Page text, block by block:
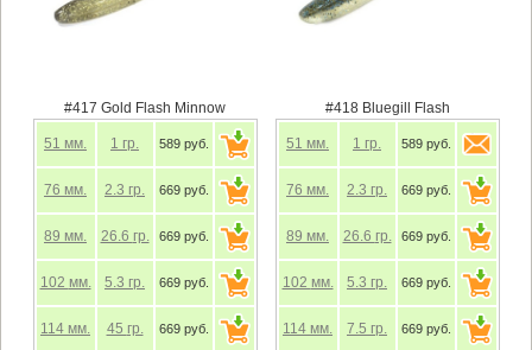
#417 Gold Flash Minnow
51 мм. 1 гр. 589 руб.
76 мм. 2.3 гр. 669 руб.
89 мм. 26.6 гр. 669 руб.
102 мм. 5.3 гр. 669 руб.
114 мм. 45 гр. 669 руб.
#418 Bluegill Flash
51 мм. 1 гр. 589 руб.
76 мм. 2.3 гр. 669 руб.
89 мм. 26.6 гр. 669 руб.
102 мм. 5.3 гр. 669 руб.
114 мм. 7.5 гр. 669 руб.